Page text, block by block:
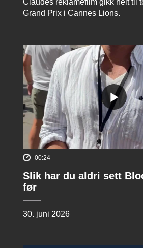
Claudes reklamefilm gikk helt til
Grand Prix i Cannes Lions.
00:24
Slik har du aldri sett
før
30. juni 2026